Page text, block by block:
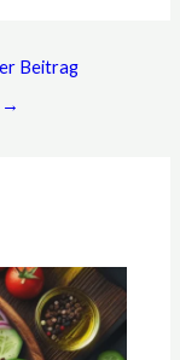
Beitrag
→